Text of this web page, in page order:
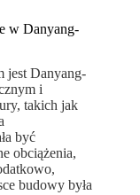
w Danyang-
jest Danyang-
i
takich jak
być
obciążenia,
budowy była